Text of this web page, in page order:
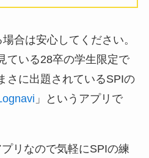
合は安心してください。
ている28卒の学生限定で
さに出題されているSPIの
」というアプリで
プリなので気軽にSPIの練